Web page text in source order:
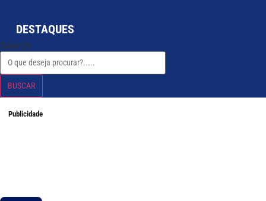
DESTAQUES
Search
BUSCAR
Publicidade